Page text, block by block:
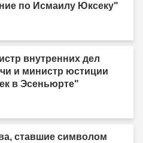
по Исмаилу Юксеку"
внутренних дел
и министр юстиции
в Эсеньюрте"
ставшие символом